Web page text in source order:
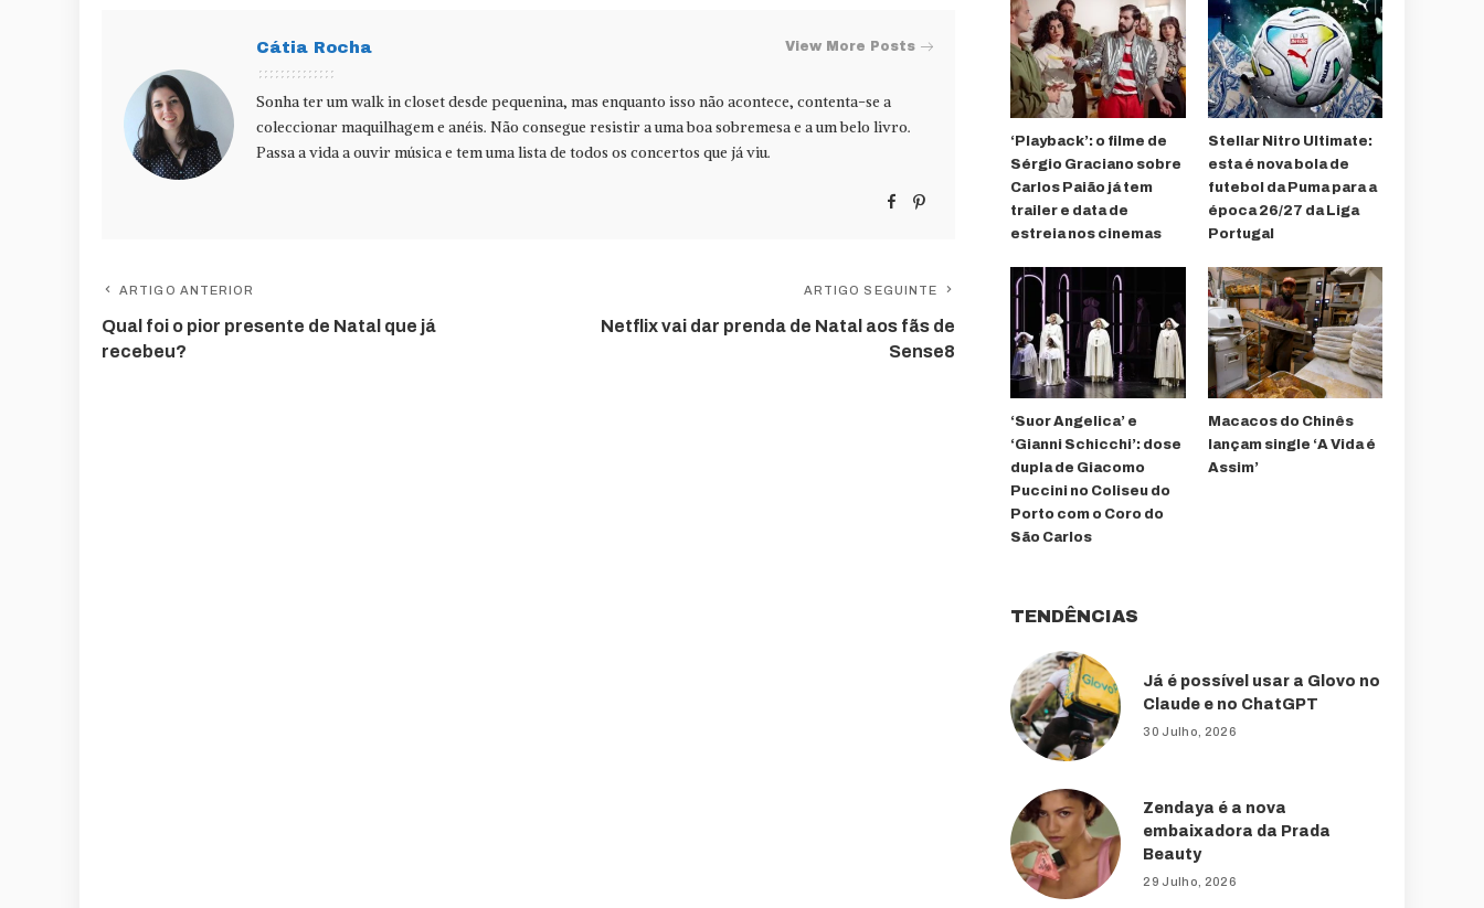
Cátia Rocha View More Posts
Sonha ter um walk in closet desde pequenina, mas enquanto isso não acontece, contenta-se a
coleccionar maquilhagem e anéis. Não consegue resistir a uma boa sobremesa e a um belo livro.
Passa a vida a ouvir música e tem uma lista de todos os concertos que já viu.
ARTIGO ANTERIOR
Qual foi o pior presente de Natal que já
recebeu?
ARTIGO SEGUINTE
Netflix vai dar prenda de Natal aos fãs de
Sense8
‘Playback’: o filme de
Sérgio Graciano sobre
Carlos Paião já tem
trailer e data de
estreia nos cinemas
Stellar Nitro Ultimate:
esta é nova bola de
futebol da Puma para a
época 26/27 da Liga
Portugal
‘Suor Angelica’ e
‘Gianni Schicchi’: dose
dupla de Giacomo
Puccini no Coliseu do
Porto com o Coro do
São Carlos
Macacos do Chinês
lançam single ‘A Vida é
Assim’
TENDÊNCIAS
Já é possível usar a Glovo no
Claude e no ChatGPT
30 Julho, 2026
Zendaya é a nova
embaixadora da Prada
Beauty
29 Julho, 2026